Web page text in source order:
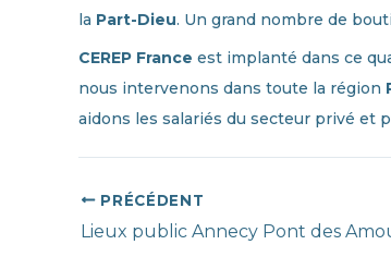
la Part-Dieu. Un grand nombre de
CEREP France est implanté dans ce
nous intervenons dans toute la région
aidons les salariés du secteur privé et
Navigation
des
PRÉCÉDENT
Lieux public Annecy Pont des